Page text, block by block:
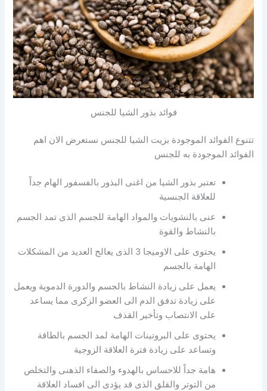
فوائد بذور الشيا للجنس
تتنوع الفوائد الموجودة بزيت الشيا للجنس نستعرض الان اهم
الفوائد الموجودة به للجنس
تعتبر بذور الشيا من اغنى البذور بالفسفور الهام جداً
للعلاقة الجنسية
عنى بالنشويات والمواد الهامة للجسم الذى تمد الجسم
بالنشاط والقوة
يحتوى على الاوميجا 3 الذى يعالج العديد من المشكلات
الهامة بالجسم
يعمل على زيادة النشاط بالجسم والدورة الدموية ويعمل
على زيادة تدفق الدم الى العضو الزكرى مما يساعد
على الانتصاب وتأخير القذف
يحتوى على البروتينات الهامة لمد الجسم بالطاقة
وتساعد على زيادة فترة العلاقة الزوجية
هامة جداً للاحساس بالهدوء والصفاء الذهنى والتخلص
من التوتر والقلق الذى قد يؤدى الى افساد العلاقة